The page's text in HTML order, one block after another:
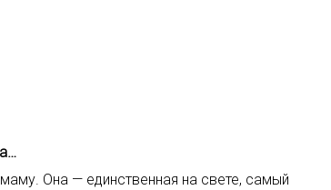
Она — единственная на свете, самый